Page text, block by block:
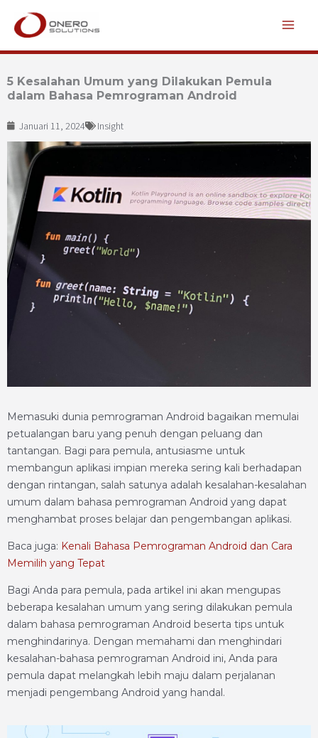
Lewati
5 Kesalahan Umum yang Dilakukan Pemula
dalam Bahasa Pemrograman Android
Januari 11, 2024 Insight
Memasuki dunia pemrograman Android bagaikan memulai
petualangan baru yang penuh dengan peluang dan
tantangan. Bagi para pemula, antusiasme untuk
membangun aplikasi impian mereka sering kali berhadapan
dengan rintangan, salah satunya adalah kesalahan-kesalahan
umum dalam bahasa pemrograman Android yang dapat
menghambat proses belajar dan pengembangan aplikasi.
Baca juga: Kenali Bahasa Pemrograman Android dan Cara
Memilih yang Tepat
Bagi Anda para pemula, pada artikel ini akan mengupas
beberapa kesalahan umum yang sering dilakukan pemula
dalam bahasa pemrograman Android beserta tips untuk
menghindarinya. Dengan memahami dan menghindari
kesalahan-bahasa pemrograman Android ini, Anda para
pemula dapat melangkah lebih maju dalam perjalanan
menjadi pengembang Android yang handal.